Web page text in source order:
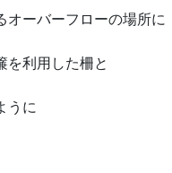
オーバーフローの場所に
を利用した柵と
うに